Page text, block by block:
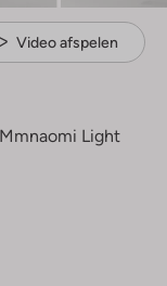
Video afspelen
Light